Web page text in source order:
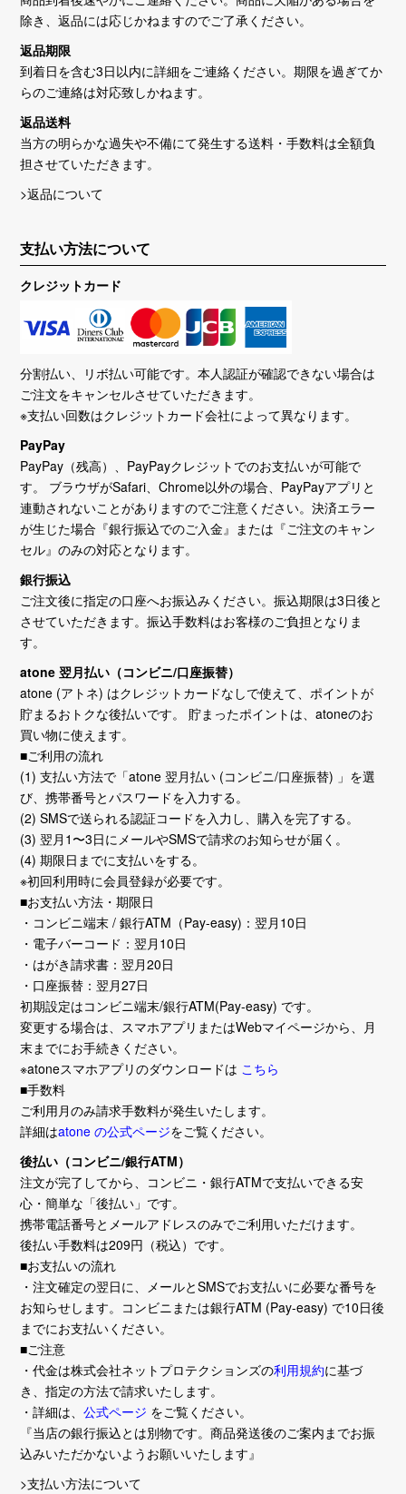
除き、返品には応じかねますのでご了承ください。
返品期限
到着日を含む3日以内に詳細をご連絡ください。期限を過ぎてか
らのご連絡は対応致しかねます。
返品送料
当方の明らかな過失や不備にて発生する送料・手数料は全額負
担させていただきます。
>返品について
支払い方法について
クレジットカード
分割払い、リボ払い可能です。本人認証が確認できない場合は
ご注文をキャンセルさせていただきます。
※支払い回数はクレジットカード会社によって異なります。
PayPay
PayPay（残高）、PayPayクレジットでのお支払いが可能で
す。 ブラウザがSafari、Chrome以外の場合、PayPayアプリと
連動されないことがありますのでご注意ください。決済エラー
が生じた場合『銀行振込でのご入金』または『ご注文のキャン
セル』のみの対応となります。
銀行振込
ご注文後に指定の口座へお振込みください。振込期限は3日後と
させていただきます。振込手数料はお客様のご負担となりま
す。
atone 翌月払い（コンビニ/口座振替）
atone (アトネ) はクレジットカードなしで使えて、ポイントが
貯まるおトクな後払いです。 貯まったポイントは、atoneのお
買い物に使えます。
■ご利用の流れ
(1) 支払い方法で「atone 翌月払い (コンビニ/口座振替) 」を選
び、携帯番号とパスワードを入力する。
(2) SMSで送られる認証コードを入力し、購入を完了する。
(3) 翌月1〜3日にメールやSMSで請求のお知らせが届く。
(4) 期限日までに支払いをする。
※初回利用時に会員登録が必要です。
■お支払い方法・期限日
・コンビニ端末 / 銀行ATM（Pay-easy)：翌月10日
・電子バーコード：翌月10日
・はがき請求書：翌月20日
・口座振替：翌月27日
初期設定はコンビニ端末/銀行ATM(Pay-easy) です。
変更する場合は、スマホアプリまたはWebマイページから、月
末までにお手続きください。
※atoneスマホアプリのダウンロードは こちら
■手数料
ご利用月のみ請求手数料が発生いたします。
詳細はatone の公式ページをご覧ください。
後払い（コンビニ/銀行ATM）
注文が完了してから、コンビニ・銀行ATMで支払いできる安
心・簡単な「後払い」です。
携帯電話番号とメールアドレスのみでご利用いただけます。
後払い手数料は209円（税込）です。
■お支払いの流れ
・注文確定の翌日に、メールとSMSでお支払いに必要な番号を
お知らせします。コンビニまたは銀行ATM (Pay-easy) で10日後
までにお支払いください。
■ご注意
・代金は株式会社ネットプロテクションズの利用規約に基づ
き、指定の方法で請求いたします。
・詳細は、公式ページ をご覧ください。
『当店の銀行振込とは別物です。商品発送後のご案内までお振
込みいただかないようお願いいたします』
>支払い方法について